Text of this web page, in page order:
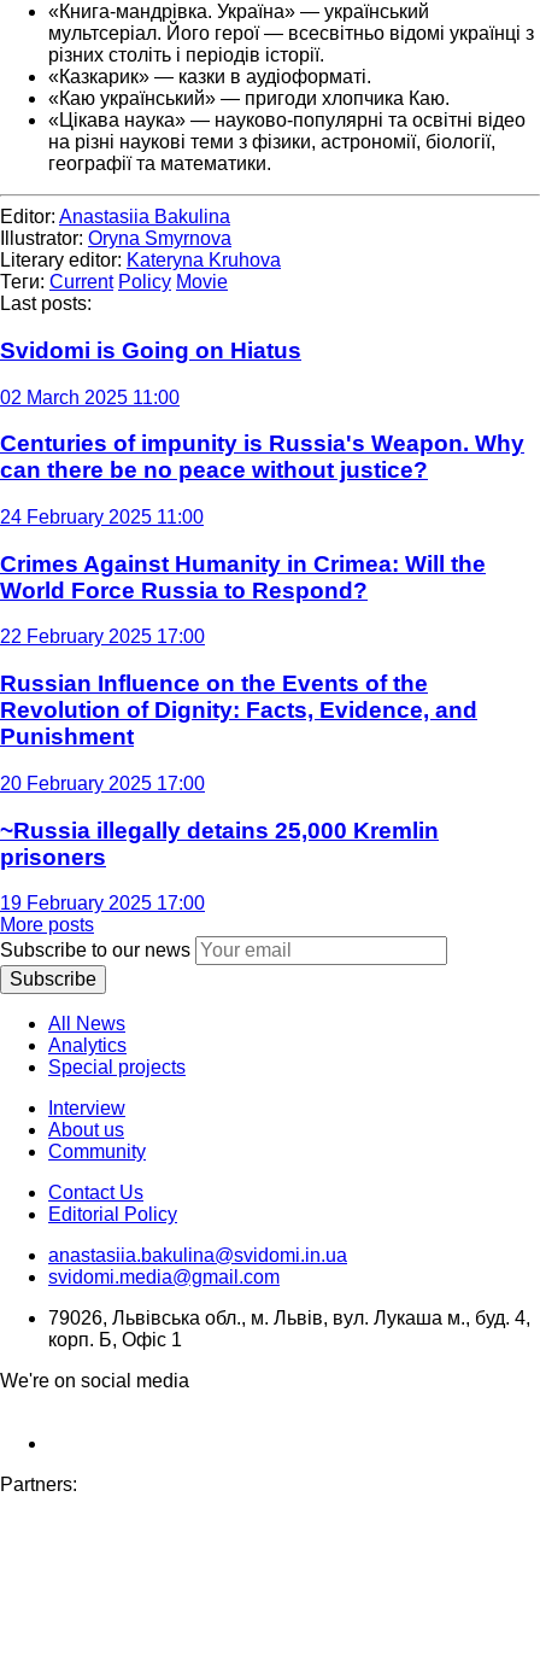
«Книга-мандрівка. Україна» — український
мультсеріал. Його герої — всесвітньо відомі українці з
різних століть і періодів історії.
«Казкарик» — казки в аудіоформаті.
«Каю український» — пригоди хлопчика Каю.
«Цікава наука» — науково-популярні та освітні відео
на різні наукові теми з фізики, астрономії, біології,
географії та математики.
Editor: Anastasiia Bakulina
Illustrator: Oryna Smyrnova
Literary editor: Kateryna Kruhova
Теги: Current Policy Movie
Last posts:
Svidomi is Going on Hiatus
02 March 2025 11:00
Centuries of impunity is Russia's Weapon. Why
can there be no peace without justice?
24 February 2025 11:00
Crimes Against Humanity in Crimea: Will the
World Force Russia to Respond?
22 February 2025 17:00
Russian Influence on the Events of the
Revolution of Dignity: Facts, Evidence, and
Punishment
20 February 2025 17:00
~Russia illegally detains 25,000 Kremlin
prisoners
19 February 2025 17:00
More posts
Subscribe to our news
Subscribe
All News
Analytics
Special projects
Interview
About us
Community
Contact Us
Editorial Policy
anastasiia.bakulina@svidomi.in.ua
svidomi.media@gmail.com
79026, Львівська обл., м. Львів, вул. Лукаша м., буд. 4,
корп. Б, Офіс 1
We're on social media
Partners: